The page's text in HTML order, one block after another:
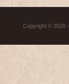
Copyright © 2026